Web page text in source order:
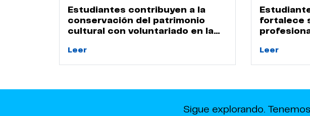
Estudiantes contribuyen a la
conservación del patrimonio
cultural con voluntariado en la
Leer
fortalece
Leer
Sigue explorando.